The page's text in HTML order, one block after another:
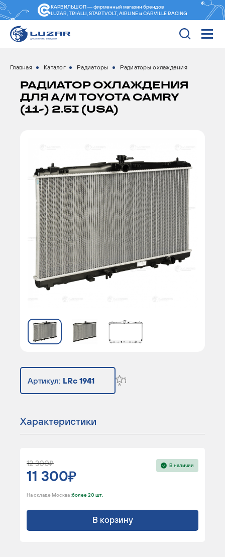
КАРВИЛЬШОП — фирменный магазин брендов
LUZAR, TRIALLI, STARTVOLT, AIRLINE и CARVILLE RACING
Главная Каталог Радиаторы Радиаторы охлаждения
РАДИАТОР ОХЛАЖДЕНИЯ
ДЛЯ А/М TOYOTA CAMRY
(11-) 2.5I (USA)
Артикул: LRc 1941
Характеристики
12 300
11 300
В наличии
На складе Москва :более 20 шт.
В корзину